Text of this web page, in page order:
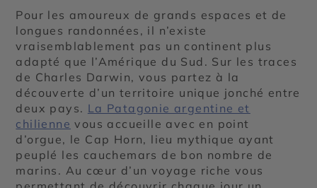
Pour les amoureux de grands espaces et de
longues randonnées, il n’existe
vraisemblablement pas un continent plus
adapté que l’Amérique du Sud. Sur les traces
de Charles Darwin, vous partez à la
découverte d’un territoire unique jonché entre
deux pays. La Patagonie argentine et
chilienne vous accueille avec en point
d’orgue, le Cap Horn, lieu mythique ayant
peuplé les cauchemars de bon nombre de
marins. Au cœur d’un voyage riche vous